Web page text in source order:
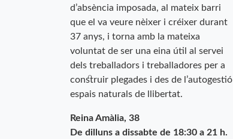
d’absència imposada, al mateix barri
que el va veure nèixer i créixer durant
37 anys, i torna amb la mateixa
voluntat de ser una eina útil al servei
dels treballadors i treballadores per a
construir plegades i des de l’autogestió
espais naturals de llibertat.
Reina Amàlia, 38
De dilluns a dissabte de 18:30 a 21 h.